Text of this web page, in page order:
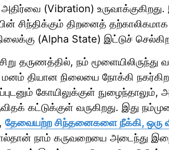
(Vibration)
சிந்திக்கும் திறனைத்
(Alpha State) இட்டுச்
தருணத்தில், நம் மூளையிலிருந்து
தியான நிலையை நோக்கி
கோயிலுக்குள்
கட்டுக்குள் வருகிறது. இது
தேவையற்ற சிந்தனைகளை நீக்கி, ஒரு
நாம் கருவறையை அடைந்து